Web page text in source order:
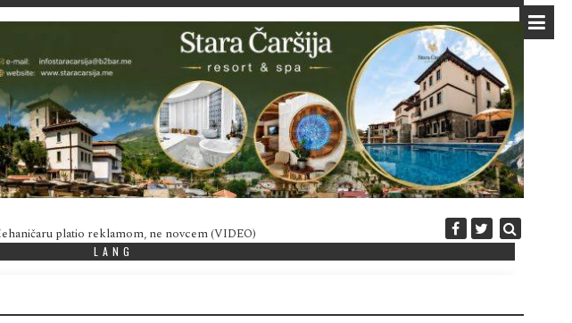
platio reklamom, ne novcem (VIDEO) Diplomatija po
LANG